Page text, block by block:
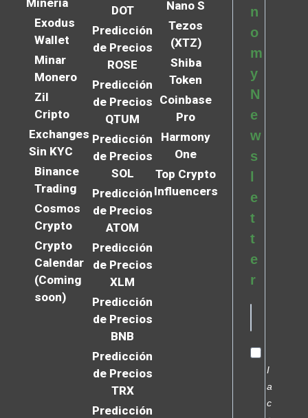
Minería
Exodus
Wallet
Minar
Monero
Zil
Cripto
Exchanges
Sin KYC
Binance
Trading
Cosmos
Crypto
Crypto
Calendar
(Coming
soon)
DOT
Predicción
de Precios
ROSE
Predicción
de Precios
QTUM
Predicción
de Precios
SOL
Predicción
de Precios
ATOM
Predicción
de Precios
XLM
Predicción
de Precios
BNB
Predicción
de Precios
TRX
Predicción
Nano S
Tezos
(XTZ)
Shiba
Token
Coinbase
Pro
Harmony
One
Top Crypto
Influencers
n
o
m
y
N
e
w
s
e
t
t
e
r
I
a
c